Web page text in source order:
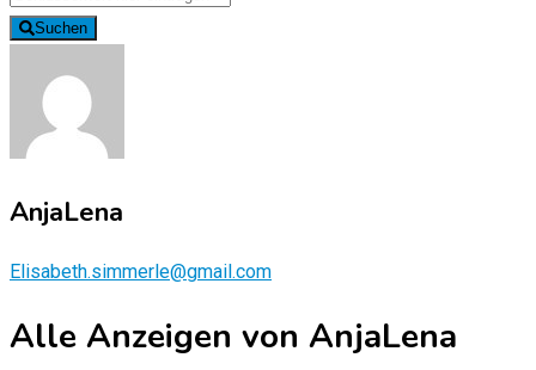
Suchen
AnjaLena
Elisabeth.simmerle@gmail.com
Alle Anzeigen von AnjaLena